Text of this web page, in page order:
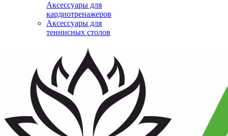
Аксессуары для
кардиотренажеров
Аксессуары для
теннисных столов